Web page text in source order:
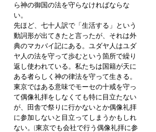
ら神の御国の法を守らなければならな
い。
先ほど、七十人訳で「生活する」という
動詞形が出てきたと言ったが、それは外
典のマカバイ記にある。ユダヤ人はユダ
ヤ人の法を守って歩むという箇所で繰り
返し使われている。私たちは国籍が天に
ある者らしく神の律法を守って生きる。
東京ではある意味でモーセの十戒を守っ
て偶像礼拝をしなくても特に目立たない
が、田舎で祭りに行かないとか偶像礼拝
に参加しないと目立ってしまうかもしれ
ない。(東京でも会社で行う偶像礼拝に参